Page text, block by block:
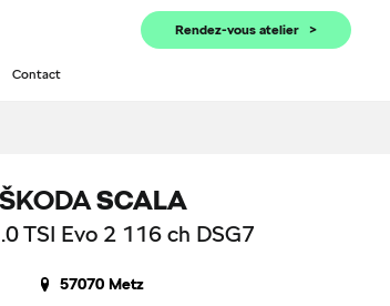
Rendez-vous atelier
Contact
ŠKODASCALA
TSI Evo 2 116 ch DSG7
57070 Metz